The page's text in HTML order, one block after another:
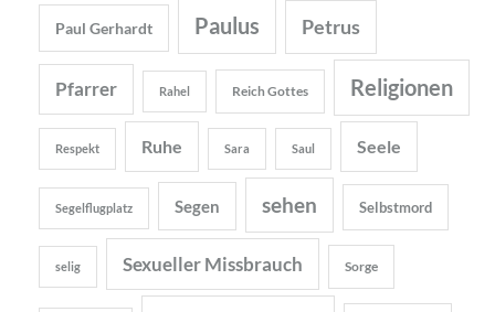
Paul Gerhardt Paulus Petrus
Pfarrer Rahel Reich Gottes Religionen
Respekt Ruhe Sara Saul Seele
Segelflugplatz Segen sehen Selbstmord
selig Sexueller Missbrauch Sorge